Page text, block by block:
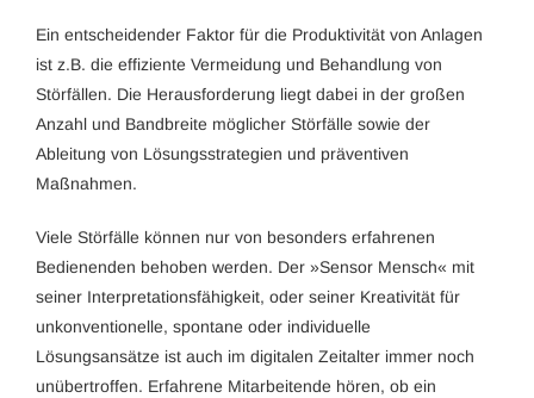
Ein entscheidender Faktor für die Produktivität von Anlagen
ist z.B. die effiziente Vermeidung und Behandlung von
Störfällen. Die Herausforderung liegt dabei in der großen
Anzahl und Bandbreite möglicher Störfälle sowie der
Ableitung von Lösungsstrategien und präventiven
Maßnahmen.
Viele Störfälle können nur von besonders erfahrenen
Bedienenden behoben werden. Der »Sensor Mensch« mit
seiner Interpretationsfähigkeit, oder seiner Kreativität für
unkonventionelle, spontane oder individuelle
Lösungsansätze ist auch im digitalen Zeitalter immer noch
unübertroffen. Erfahrene Mitarbeitende hören, ob ein